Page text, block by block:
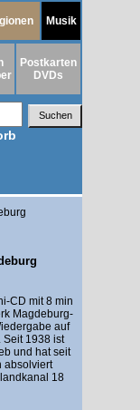
Musik
Postkarten
DVDs
CD mit 8 min
Magdeburg-
auf
Seit 1938 ist
und hat seit
absolviert
18